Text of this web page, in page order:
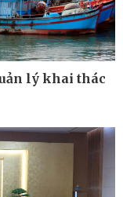
lý khai thác